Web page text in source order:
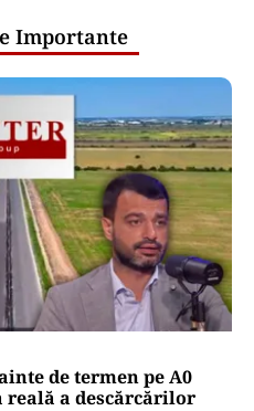
Importante
de termen pe A0
reală a descărcărilor